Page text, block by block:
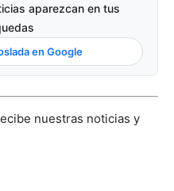
aparezcan en tus
en Google
nuestras noticias y